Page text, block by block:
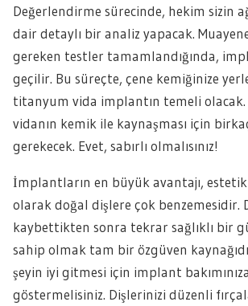
Değerlendirme sürecinde, hekim sizin
dair detaylı bir analiz yapacak.
gereken testler tamamlandığında,
geçilir. Bu süreçte, çene kemiğinize
titanyum vida implantın temeli olacak.
vidanın kemik ile kaynaşması için
gerekecek. Evet, sabırlı olmalısınız!
İmplantların en büyük avantajı,
olarak doğal dişlere çok benzemesidir.
kaybettikten sonra tekrar sağlıklı bir
sahip olmak tam bir özgüven
şeyin iyi gitmesi için implant
göstermelisiniz. Dişlerinizi düzenli